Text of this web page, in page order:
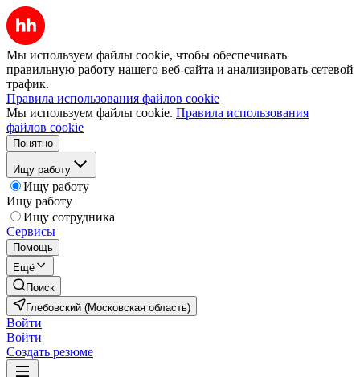
Мы используем файлы cookie, чтобы обеспечивать
правильную работу нашего веб-сайта и анализировать сетевой
трафик.
Правила использования файлов cookie
Мы используем файлы cookie. Правила использования
файлов cookie
Понятно
Ищу работу
Ищу работу
Ищу работу
Ищу сотрудника
Сервисы
Помощь
Ещё
Поиск
Глебовский (Московская область)
Войти
Войти
Создать резюме